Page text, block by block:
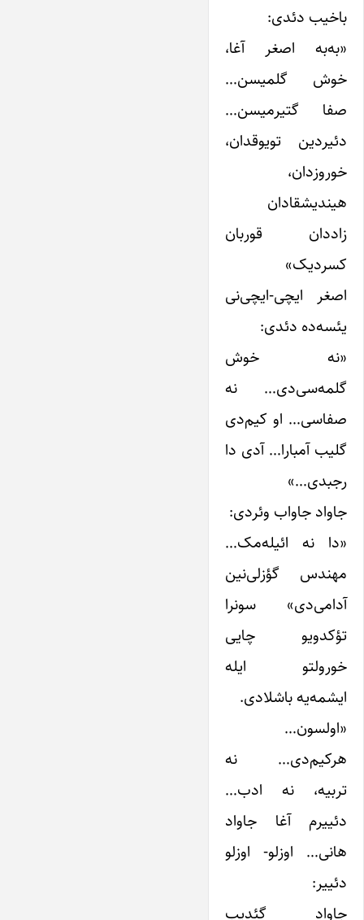
باخیب دئدی:
«به‌به اصغر آغا،
خوش گلمیسن…
صفا گتیرمیسن…
دئیردین تویوقدان،
خوروزدان،
هیندیشقادان
زاددان قوربان
کسردیک»
اصغر ایچی-ایچی‌نی
یئسه‌ده دئدی:
«نه خوش
گلمه‌سی‌دی… نه
صفاسی… او کیم‌دی
گلیب آمبارا… آدی دا
رجبدی…»
جاواد جاواب وئردی:
«دا نه ائیله‌مک…
مهندس گؤزلی‌نین
آدامی‌دی» سونرا
تؤکدویو چایی
خورولتو ایله
ایشمه‌یه باشلادی.
«اولسون…
هرکیم‌دی… نه
تربیه، نه ادب…
دئییرم آغا جاواد
هانی… اوزلو- اوزلو
دئییر:
جاواد گئدیب